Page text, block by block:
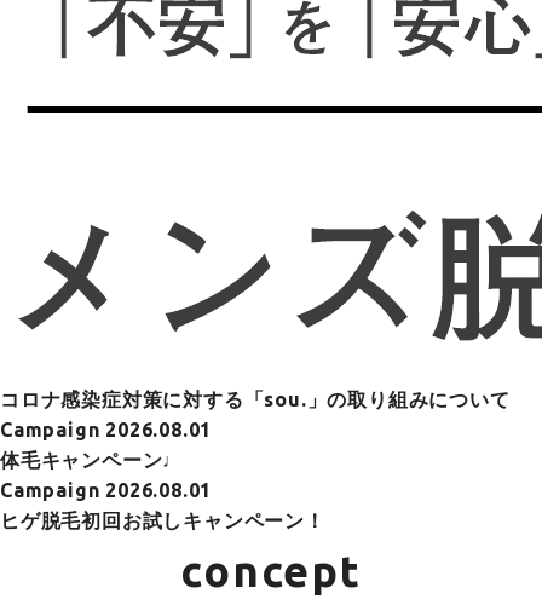
コロナ感染症対策に対する「sou.」の取り組みについて
Campaign 2026.08.01
体毛キャンペーン♩
Campaign 2026.08.01
ヒゲ脱毛初回お試しキャンペーン！
concept